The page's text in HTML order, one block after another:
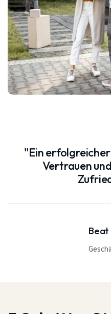
"Ein
Vertrauen
Beat